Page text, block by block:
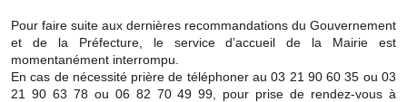
Communauté de communes
Autres groupements
Pour faire suite aux dernières recommandations du Gouvernement
et de la Préfecture, le service d’accueil de la Mairie est
momentanément interrompu.
En cas de nécessité prière de téléphoner au 03 21 90 60 35 ou 03
21 90 63 78 ou 06 82 70 49 99, pour prise de rendez-vous à